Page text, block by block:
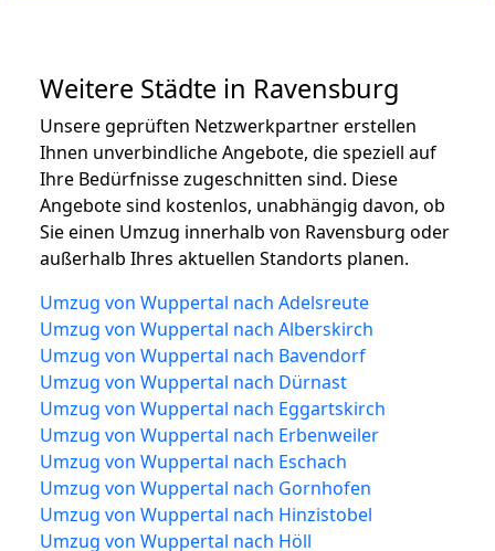
Weitere Städte in Ravensburg
Unsere geprüften Netzwerkpartner erstellen
Ihnen unverbindliche Angebote, die speziell auf
Ihre Bedürfnisse zugeschnitten sind. Diese
Angebote sind kostenlos, unabhängig davon, ob
Sie einen Umzug innerhalb von Ravensburg oder
außerhalb Ihres aktuellen Standorts planen.
Umzug von Wuppertal nach Adelsreute
Umzug von Wuppertal nach Alberskirch
Umzug von Wuppertal nach Bavendorf
Umzug von Wuppertal nach Dürnast
Umzug von Wuppertal nach Eggartskirch
Umzug von Wuppertal nach Erbenweiler
Umzug von Wuppertal nach Eschach
Umzug von Wuppertal nach Gornhofen
Umzug von Wuppertal nach Hinzistobel
Umzug von Wuppertal nach Höll